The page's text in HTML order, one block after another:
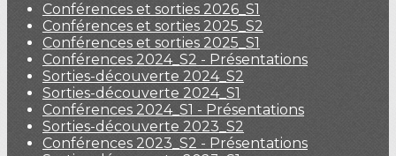
Conférences et sorties 2026_S1
Conférences et sorties 2025_S2
Conférences et sorties 2025_S1
Conférences 2024_S2 - Présentations
Sorties-découverte 2024_S2
Sorties-découverte 2024_S1
Conférences 2024_S1 - Présentations
Sorties-découverte 2023_S2
Conférences 2023_S2 - Présentations